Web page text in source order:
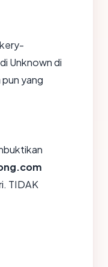
Unknown di
yang
TIDAK